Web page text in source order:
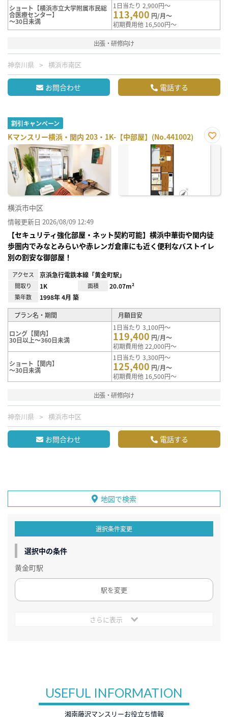
ショート【横浜市立大学附属市民総
合医療センター】
～30日未満
1日当たり 2,900円～
113,400 円/月～
初期費用他 16,500円～
出張・研修向け
神奈川県 横浜市南区
お問合わせ 電話する
割引キャンペーン
Kマンスリー横浜・関内 203・1K-【中部屋】(No.441002)
お気
横浜市中区
情報更新日 2026/08/09 12:49
【セキュリティ強化部屋・ネット契約可能】横浜中華街や関内徒
歩圏内でみなとみらいや赤レンガ倉庫にも近く便利なバストイレ
別の割安な御部屋！
アクセス 京浜急行電鉄本線「黄金町駅」
間取り 1K 面積 20.07m²
築年数 1998年 4月 築
プラン名・期間 月額目安
ロング【関内】
30日以上～360日未満
1日当たり 3,100円～
119,400 円/月～
初期費用他 22,000円～
ショート【関内】
～30日未満
1日当たり 3,300円～
125,400 円/月～
初期費用他 16,500円～
出張・研修向け
神奈川県 横浜市中区
お問合わせ 電話する
地図で検索
選択条件変更
選択中の条件
黄金町駅
駅を変更
さらに表示
USEFUL INFORMATION
湘南藤沢マンスリーお役立ち情報